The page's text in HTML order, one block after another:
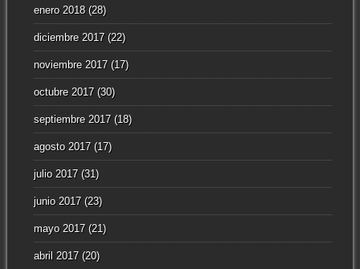
enero 2018(28)
diciembre 2017(22)
noviembre 2017(17)
octubre 2017(30)
septiembre 2017(18)
agosto 2017(17)
julio 2017(31)
junio 2017(23)
mayo 2017(21)
abril 2017(20)